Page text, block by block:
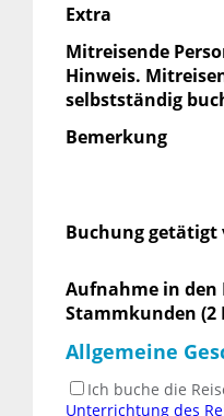
Extra
Mitreisende
Hinweis.
selbstständig
Bemerkung
Buchung getätigt
Aufnahme in den
Stammkunden (2
Allgemeine
Ich buche die
Unterrichtung des